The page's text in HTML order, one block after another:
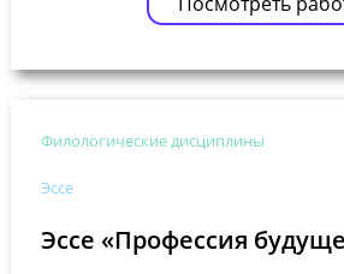
Филологические дисциплины
Эссе
Эссе «Профессия